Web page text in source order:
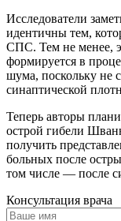
Исследователи
идентичны тем,
СПС. Тем не менее,
формируется в
шума, поскольку не
синаптической
Теперь авторы
острой гибели
получить
больных после
том числе — после
Консультация врача